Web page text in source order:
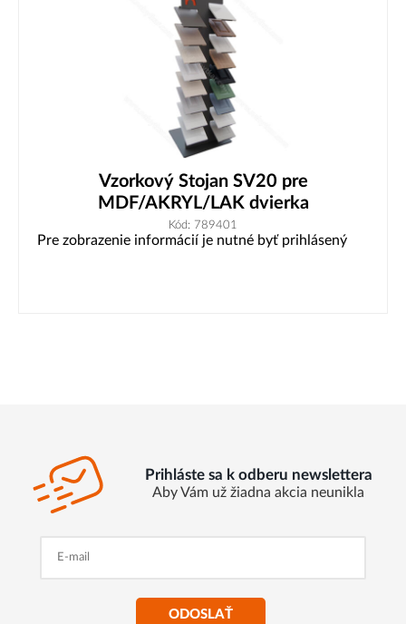
Vzorkový Stojan SV20 pre
MDF/AKRYL/LAK dvierka
Kód: 789401
Pre zobrazenie informácií je nutné byť prihlásený
Prihláste sa k odberu newslettera
Aby Vám už žiadna akcia neunikla
ODOSLAŤ